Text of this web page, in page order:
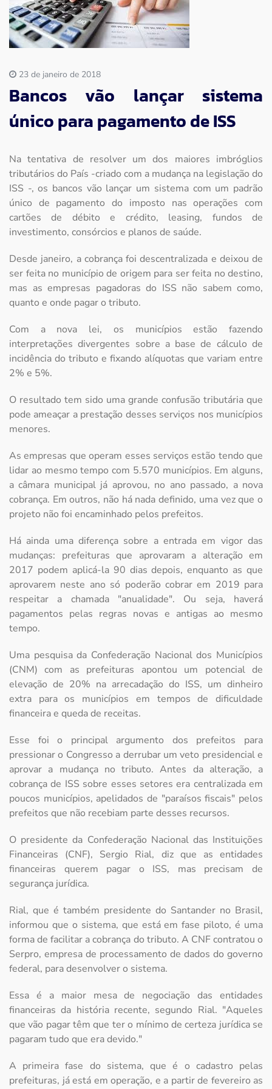
Imprensa
Contato
23 de janeiro de 2018
Bancos vão lançar sistema
único para pagamento de ISS
Na tentativa de resolver um dos maiores imbróglios
tributários do País -criado com a mudança na legislação do
ISS -, os bancos vão lançar um sistema com um padrão
único de pagamento do imposto nas operações com
cartões de débito e crédito, leasing, fundos de
investimento, consórcios e planos de saúde.
Desde janeiro, a cobrança foi descentralizada e deixou de
ser feita no município de origem para ser feita no destino,
mas as empresas pagadoras do ISS não sabem como,
quanto e onde pagar o tributo.
Com a nova lei, os municípios estão fazendo
interpretações divergentes sobre a base de cálculo de
incidência do tributo e fixando alíquotas que variam entre
2% e 5%.
O resultado tem sido uma grande confusão tributária que
pode ameaçar a prestação desses serviços nos municípios
menores.
As empresas que operam esses serviços estão tendo que
lidar ao mesmo tempo com 5.570 municípios. Em alguns,
a câmara municipal já aprovou, no ano passado, a nova
cobrança. Em outros, não há nada definido, uma vez que o
projeto não foi encaminhado pelos prefeitos.
Há ainda uma diferença sobre a entrada em vigor das
mudanças: prefeituras que aprovaram a alteração em
2017 podem aplicá-la 90 dias depois, enquanto as que
aprovarem neste ano só poderão cobrar em 2019 para
respeitar a chamada "anualidade". Ou seja, haverá
pagamentos pelas regras novas e antigas ao mesmo
tempo.
Uma pesquisa da Confederação Nacional dos Municípios
(CNM) com as prefeituras apontou um potencial de
elevação de 20% na arrecadação do ISS, um dinheiro
extra para os municípios em tempos de dificuldade
financeira e queda de receitas.
Esse foi o principal argumento dos prefeitos para
pressionar o Congresso a derrubar um veto presidencial e
aprovar a mudança no tributo. Antes da alteração, a
cobrança de ISS sobre esses setores era centralizada em
poucos municípios, apelidados de "paraísos fiscais" pelos
prefeitos que não recebiam parte desses recursos.
O presidente da Confederação Nacional das Instituições
Financeiras (CNF), Sergio Rial, diz que as entidades
financeiras querem pagar o ISS, mas precisam de
segurança jurídica.
Rial, que é também presidente do Santander no Brasil,
informou que o sistema, que está em fase piloto, é uma
forma de facilitar a cobrança do tributo. A CNF contratou o
Serpro, empresa de processamento de dados do governo
federal, para desenvolver o sistema.
Essa é a maior mesa de negociação das entidades
financeiras da história recente, segundo Rial. "Aqueles
que vão pagar têm que ter o mínimo de certeza jurídica se
pagaram tudo que era devido."
A primeira fase do sistema, que é o cadastro pelas
prefeituras, já está em operação, e a partir de fevereiro as